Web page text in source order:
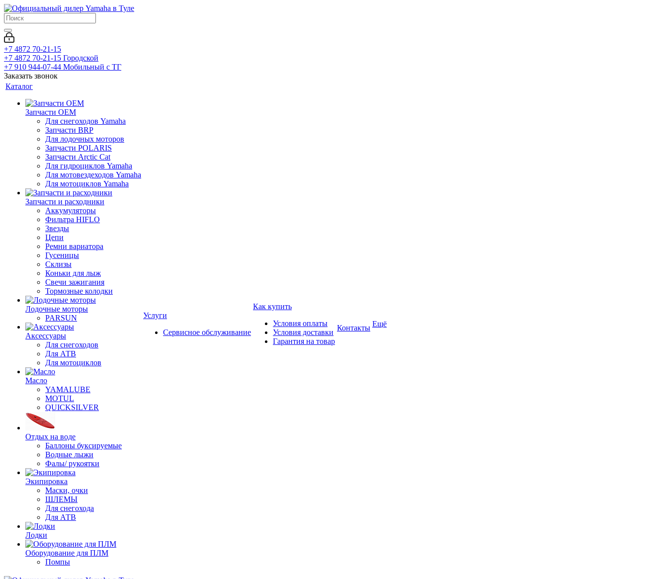
+7 4872 70-21-15
+7 4872 70-21-15 Городской
+7 910 944-07-44 Мобильный с ТГ
Заказать звонок
Каталог
Запчасти OEM
Для снегоходов Yamaha
Запчасти BRP
Для лодочных моторов
Запчасти POLARIS
Запчасти Arctic Cat
Для гидроциклов Yamaha
Для мотовездеходов Yamaha
Для мотоциклов Yamaha
Запчасти и расходники
Аккумуляторы
Фильтра HIFLO
Звезды
Цепи
Ремни вариатора
Гусеницы
Склизы
Коньки для лыж
Свечи зажигания
Тормозные колодки
Лодочные моторы
PARSUN
Аксессуары
Для снегоходов
Для АТВ
Для мотоциклов
Масло
YAMALUBE
MOTUL
QUICKSILVER
Отдых на воде
Баллоны буксируемые
Водные лыжи
Фалы/ рукоятки
Экипировка
Маски, очки
ШЛЕМЫ
Для снегохода
Для АТВ
Лодки
Оборудование для ПЛМ
Помпы
Услуги
Сервисное обслуживание
Как купить
Условия оплаты
Условия доставки
Гарантия на товар
Контакты Ещё